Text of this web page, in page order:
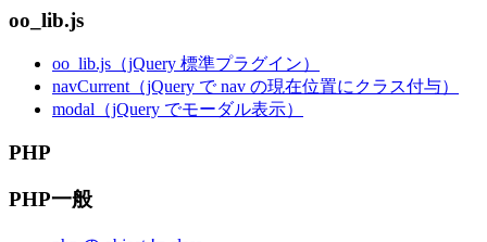
oo_lib.js
oo_lib.js（jQuery 標準プラグイン）
navCurrent（jQuery で nav の現在位置にクラス付与）
modal（jQuery でモーダル表示）
PHP
PHP一般